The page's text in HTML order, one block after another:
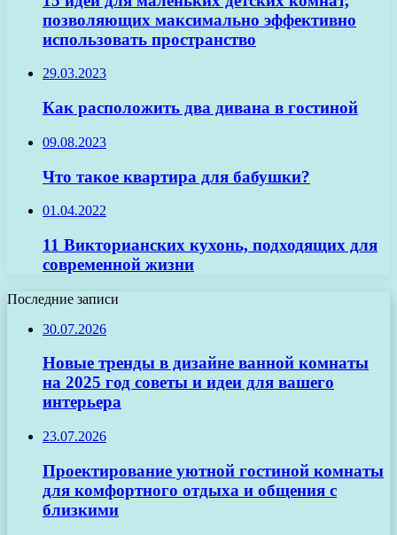
позволяющих максимально эффективно
использовать пространство
29.03.2023
Как расположить два дивана в гостиной
09.08.2023
Что такое квартира для бабушки?
01.04.2022
11 Викторианских кухонь, подходящих для
современной жизни
Последние записи
30.07.2026
Новые тренды в дизайне ванной комнаты
на 2025 год советы и идеи для вашего
интерьера
23.07.2026
Проектирование уютной гостиной комнаты
для комфортного отдыха и общения с
близкими